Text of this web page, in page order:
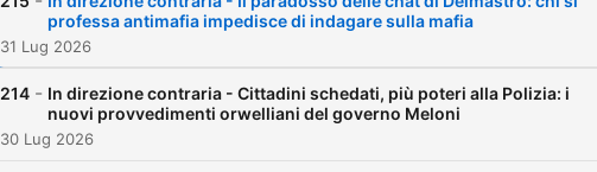
professa antimafia impedisce di indagare sulla mafia
31 Lug 2026
214 - In direzione contraria - Cittadini schedati, più poteri alla Polizia: i
nuovi provvedimenti orwelliani del governo Meloni
30 Lug 2026